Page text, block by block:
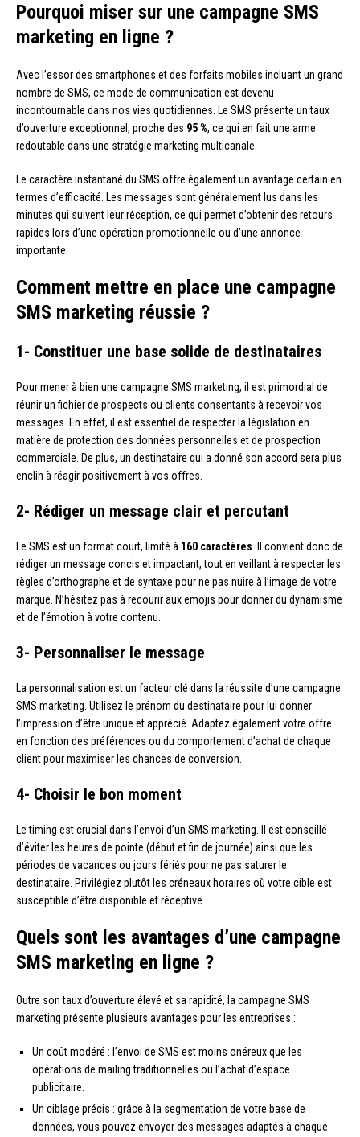
Pourquoi miser sur une campagne SMS
marketing en ligne ?
Avec l’essor des smartphones et des forfaits mobiles incluant un grand
nombre de SMS, ce mode de communication est devenu
incontournable dans nos vies quotidiennes. Le SMS présente un taux
d’ouverture exceptionnel, proche des 95 %, ce qui en fait une arme
redoutable dans une stratégie marketing multicanale.
Le caractère instantané du SMS offre également un avantage certain en
termes d’efficacité. Les messages sont généralement lus dans les
minutes qui suivent leur réception, ce qui permet d’obtenir des retours
rapides lors d’une opération promotionnelle ou d’une annonce
importante.
Comment mettre en place une campagne
SMS marketing réussie ?
1- Constituer une base solide de destinataires
Pour mener à bien une campagne SMS marketing, il est primordial de
réunir un fichier de prospects ou clients consentants à recevoir vos
messages. En effet, il est essentiel de respecter la législation en
matière de protection des données personnelles et de prospection
commerciale. De plus, un destinataire qui a donné son accord sera plus
enclin à réagir positivement à vos offres.
2- Rédiger un message clair et percutant
Le SMS est un format court, limité à 160 caractères. Il convient donc de
rédiger un message concis et impactant, tout en veillant à respecter les
règles d’orthographe et de syntaxe pour ne pas nuire à l’image de votre
marque. N’hésitez pas à recourir aux emojis pour donner du dynamisme
et de l’émotion à votre contenu.
3- Personnaliser le message
La personnalisation est un facteur clé dans la réussite d’une campagne
SMS marketing. Utilisez le prénom du destinataire pour lui donner
l’impression d’être unique et apprécié. Adaptez également votre offre
en fonction des préférences ou du comportement d’achat de chaque
client pour maximiser les chances de conversion.
4- Choisir le bon moment
Le timing est crucial dans l’envoi d’un SMS marketing. Il est conseillé
d’éviter les heures de pointe (début et fin de journée) ainsi que les
périodes de vacances ou jours fériés pour ne pas saturer le
destinataire. Privilégiez plutôt les créneaux horaires où votre cible est
susceptible d’être disponible et réceptive.
Quels sont les avantages d’une campagne
SMS marketing en ligne ?
Outre son taux d’ouverture élevé et sa rapidité, la campagne SMS
marketing présente plusieurs avantages pour les entreprises :
Un coût modéré : l’envoi de SMS est moins onéreux que les
opérations de mailing traditionnelles ou l’achat d’espace
publicitaire.
Un ciblage précis : grâce à la segmentation de votre base de
données, vous pouvez envoyer des messages adaptés à chaque